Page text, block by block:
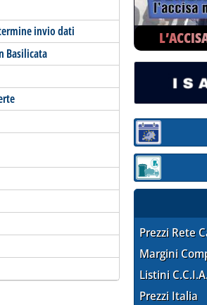
invio dati
Basilicata
Sezione:
Sezione:
Prezzi Rete
Margini
Listini
Prezzi Italia